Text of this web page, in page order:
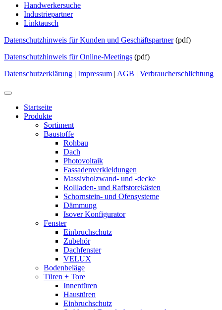
Handwerkersuche
Industriepartner
Linktausch
Datenschutzhinweis für Kunden und Geschäftspartner(pdf)
Datenschutzhinweis für Online-Meetings (pdf)
Datenschutzerklärung | Impressum | AGB | Verbraucherschlichtung
Startseite
Produkte
Sortiment
Baustoffe
Rohbau
Dach
Photovoltaik
Fassadenverkleidungen
Massivholzwand- und -decke
Rollladen- und Raffstorekästen
Schornstein- und Ofensysteme
Dämmung
Isover Konfigurator
Fenster
Einbruchschutz
Zubehör
Dachfenster
VELUX
Bodenbeläge
Türen + Tore
Innentüren
Haustüren
Einbruchschutz